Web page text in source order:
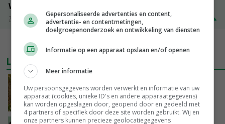
Volle melkpoeder
Zuivel NL
€ 345,00
LAATSTE NIEUWS
voor lege schappen
VANDAAG, 11:05
Gepersonaliseerde advertenties en content,
advertentie- en contentmetingen,
doelgroepenonderzoek en ontwikkeling van diensten
Informatie op een apparaat opslaan en/of openen
Meer informatie
Uw persoonsgegevens worden verwerkt en informatie van uw
apparaat (cookies, unieke ID's en andere apparaatgegevens)
kan worden opgeslagen door, geopend door en gedeeld met
4 partners of specifiek door deze site worden gebruikt. Wij en
onze partners kunnen precieze geolocatiegegevens